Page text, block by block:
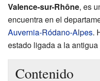
Valence-sur-Rhône, es
encuentra en el
Auvernia-Ródano-Alpes.
estado ligada a la
Contenido